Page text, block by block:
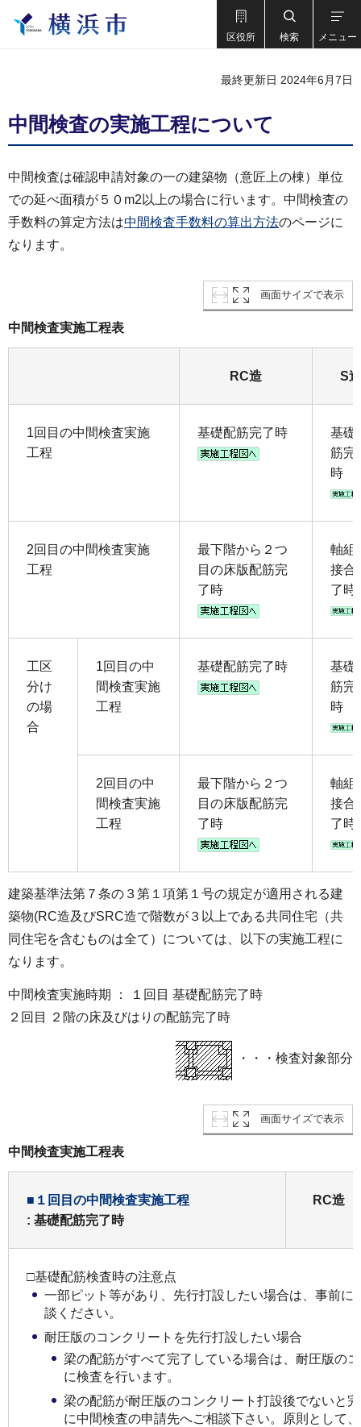
区役所 検索 メニュー
最終更新日 2024年6月7日
中間検査の実施工程について
中間検査は確認申請対象の一の建築物（意匠上の棟）単位
での延べ面積が５０m2以上の場合に行います。中間検査の
手数料の算定方法は中間検査手数料の算出方法のページに
なります。
画面サイズで表示
中間検査実施工程表
RC造 S造
1回目の中間検査実施
工程
基礎配筋完了時
基礎
筋完
時
2回目の中間検査実施
工程
最下階から２つ
目の床版配筋完
了時
軸組
接合
了時
工区
分け
の場
合
1回目の中
間検査実施
工程
基礎配筋完了時
基礎
筋完
時
2回目の中
間検査実施
工程
最下階から２つ
目の床版配筋完
了時
軸組
接合
了時
建築基準法第７条の３第１項第１号の規定が適用される建
築物(RC造及びSRC造で階数が３以上である共同住宅（共
同住宅を含むものは全て）については、以下の実施工程に
なります。
中間検査実施時期 ： １回目 基礎配筋完了時
２回目 ２階の床及びはりの配筋完了時
・・・検査対象部分
画面サイズで表示
中間検査実施工程表
■１回目の中間検査実施工程
: 基礎配筋完了時
RC造
□基礎配筋検査時の注意点
一部ピット等があり、先行打設したい場合は、事前に
談ください。
耐圧版のコンクリートを先行打設したい場合
梁の配筋がすべて完了している場合は、耐圧版の
に検査を行います。
梁の配筋が耐圧版のコンクリート打設後でないと
に中間検査の申請先へご相談下さい。原則として